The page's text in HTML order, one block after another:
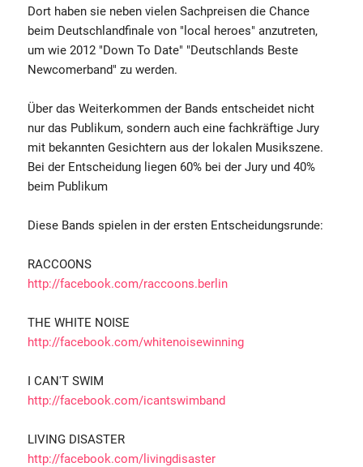
Dort haben sie neben vielen Sachpreisen die Chance
beim Deutschlandfinale von "local heroes" anzutreten,
um wie 2012 "Down To Date" "Deutschlands Beste
Newcomerband" zu werden.
Über das Weiterkommen der Bands entscheidet nicht
nur das Publikum, sondern auch eine fachkräftige Jury
mit bekannten Gesichtern aus der lokalen Musikszene.
Bei der Entscheidung liegen 60% bei der Jury und 40%
beim Publikum
Diese Bands spielen in der ersten Entscheidungsrunde:
RACCOONS
http://facebook.com/raccoons.berlin
THE WHITE NOISE
http://facebook.com/whitenoisewinning
I CAN'T SWIM
http://facebook.com/icantswimband
LIVING DISASTER
http://facebook.com/livingdisaster